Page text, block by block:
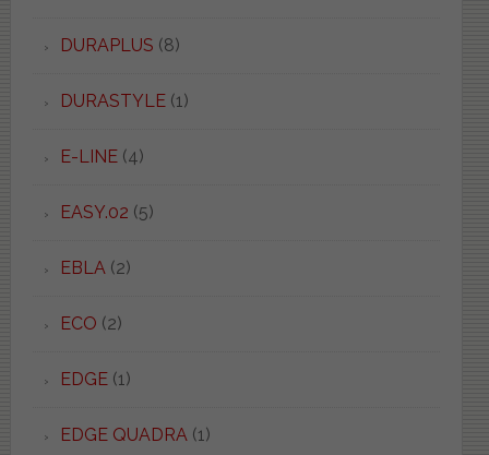
DURAPLUS (8)
DURASTYLE(1)
E-LINE(4)
EASY.02 (5)
EBLA (2)
ECO (2)
EDGE(1)
EDGE QUADRA (1)